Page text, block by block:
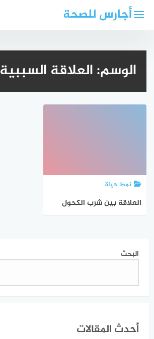
أجارس للصحة
الوسم:العلاقة السببية
نمط حياة
العلاقة بين شرب الكحول
البحث
أحدث المقالات